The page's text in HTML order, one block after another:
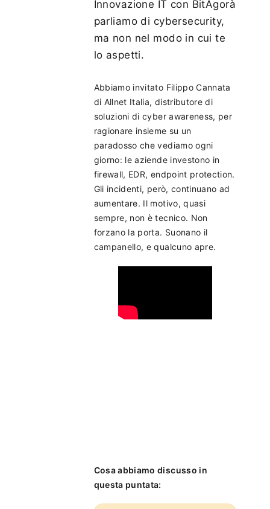
Innovazione IT con BitAgorà
parliamo di cybersecurity,
ma non nel modo in cui te
lo aspetti.
Abbiamo invitato Filippo Cannata
di Allnet Italia, distributore di
soluzioni di cyber awareness, per
ragionare insieme su un
paradosso che vediamo ogni
giorno: le aziende investono in
firewall, EDR, endpoint protection.
Gli incidenti, però, continuano ad
aumentare. Il motivo, quasi
sempre, non è tecnico. Non
forzano la porta. Suonano il
campanello, e qualcuno apre.
Cosa abbiamo discusso in
questa puntata: